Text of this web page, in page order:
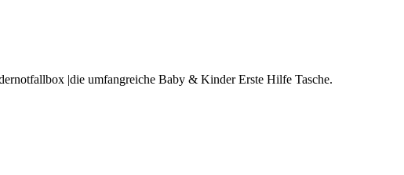
|die umfangreiche Baby & Kinder Erste Hilfe Tasche.